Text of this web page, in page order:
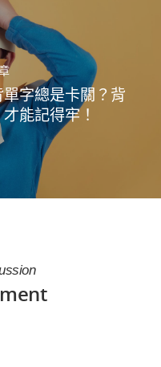
字總是卡關？背
能記得牢！